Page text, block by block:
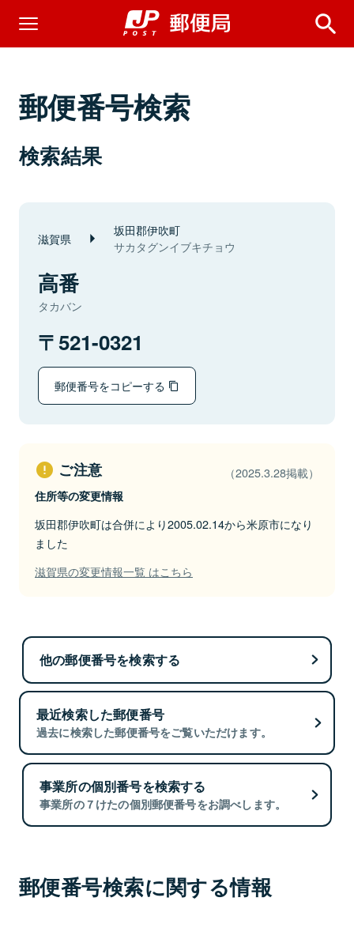
郵便番号検索
検索結果
滋賀県 坂田郡伊吹町
サカタグンイブキチョウ
高番
タカバン
521-0321
郵便番号をコピーする
ご注意 （2025.3.28掲載）
住所等の変更情報
坂田郡伊吹町は合併により2005.02.14から米原市になり
ました
滋賀県の変更情報一覧 はこちら
他の郵便番号を検索する
最近検索した郵便番号
過去に検索した郵便番号をご覧いただけます。
事業所の個別番号を検索する
事業所の７けたの個別郵便番号をお調べします。
郵便番号検索に関する情報